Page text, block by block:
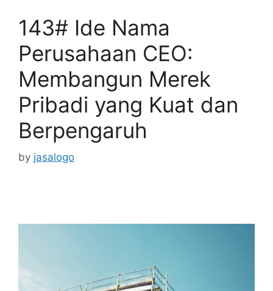
143# Ide Nama
Perusahaan CEO:
Membangun Merek
Pribadi yang Kuat dan
Berpengaruh
by jasalogo